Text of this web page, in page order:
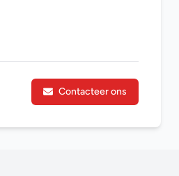
Contacteer ons